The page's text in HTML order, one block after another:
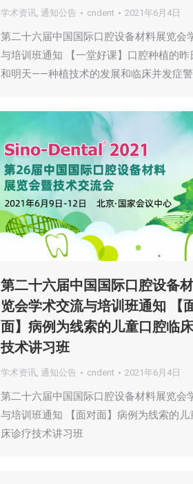
学术资讯, 通知公告 cndent 2021年6月4日
第二十六届中国国际口腔设备材料展览会
与培训班通知 【一堂好课】口腔种植的昨
和明天——种植技术的发展和临床并发症
第二十六届中国国际口腔设备
览会学术交流与培训班通知 【
面】病例为线索的儿童口腔临
技术讲习班
学术资讯, 通知公告 cndent 2021年6月4日
第二十六届中国国际口腔设备材料展览会
与培训班通知 【面对面】病例为线索的儿
床诊疗技术讲习班